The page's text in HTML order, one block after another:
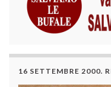
16 SETTEMBRE 2000.